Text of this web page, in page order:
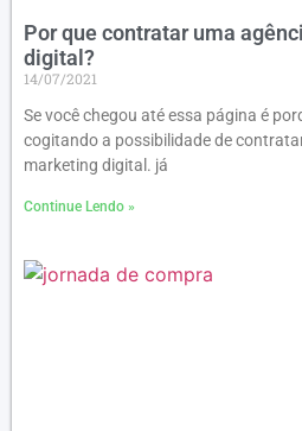
Por que contratar uma
digital?
14/07/2021
Se você chegou até essa página é
cogitando a possibilidade de
marketing digital. já
Continue Lendo »